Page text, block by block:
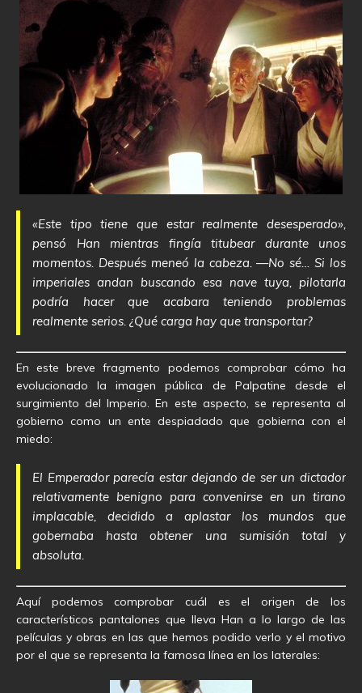
«Este tipo tiene que estar realmente desesperado»,
pensó Han mientras fingía titubear durante unos
momentos. Después meneó la cabeza. —No sé… Si los
imperiales andan buscando esa nave tuya, pilotarla
podría hacer que acabara teniendo problemas
realmente serios. ¿Qué carga hay que transportar?
En este breve fragmento podemos comprobar cómo ha
evolucionado la imagen pública de Palpatine desde el
surgimiento del Imperio. En este aspecto, se representa al
gobierno como un ente despiadado que gobierna con el
miedo:
El Emperador parecía estar dejando de ser un dictador
relativamente benigno para convenirse en un tirano
implacable, decidido a aplastar los mundos que
gobernaba hasta obtener una sumisión total y
absoluta.
Aquí podemos comprobar cuál es el origen de los
característicos pantalones que lleva Han a lo largo de las
películas y obras en las que hemos podido verlo y el motivo
por el que se representa la famosa línea en los laterales: